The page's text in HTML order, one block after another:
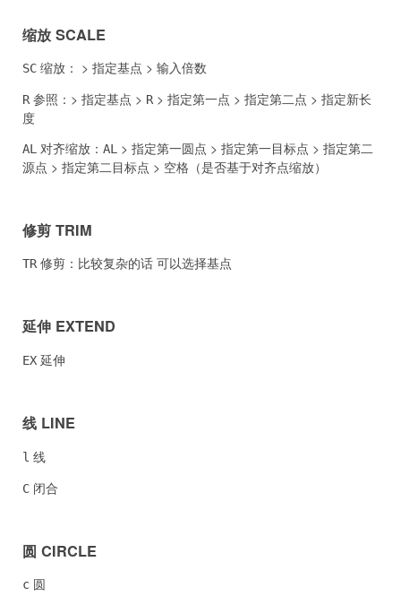
缩放 SCALE
SC 缩放： > 指定基点 > 输入倍数
R参照：> 指定基点 > R> 指定第一点 > 指定第二点 > 指定新长
度
AL 对齐缩放： AL > 指定第一圆点 > 指定第一目标点 > 指定第二
源点 > 指定第二目标点 > 空格（是否基于对齐点缩放）
修剪 TRIM
TR修剪：比较复杂的话 可以选择基点
延伸 EXTEND
EX 延伸
线 LINE
l 线
C 闭合
圆 CIRCLE
c 圆